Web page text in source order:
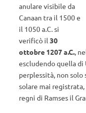
anulare visibile da
Canaan tra il 1500 e
il 1050 a.C. si
verificò il 30
ottobre 1207 a.C.,
escludendo quella
perplessità, non
solare mai
regni di Ramses il